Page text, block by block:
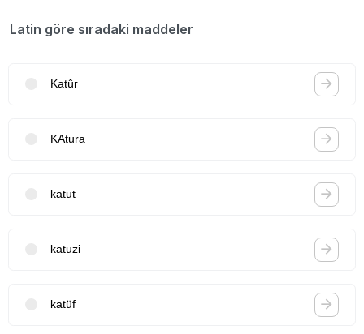
Latin göre sıradaki maddeler
Katûr
KAtura
katut
katuzi
katüf